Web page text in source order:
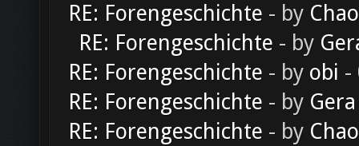
RE: Forengeschichte - by
RE: Forengeschichte - by
RE: Forengeschichte - by obi -
RE: Forengeschichte - by Gera
RE: Forengeschichte - by